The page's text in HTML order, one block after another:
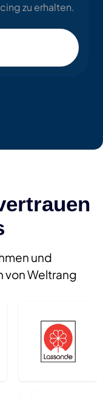
zu erhalten.
und
von Weltrang